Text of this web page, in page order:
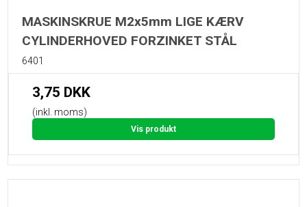
MASKINSKRUE M2x5mm LIGE KÆRV
CYLINDERHOVED FORZINKET STÅL
6401
3,75 DKK
(inkl. moms)
Vis produkt